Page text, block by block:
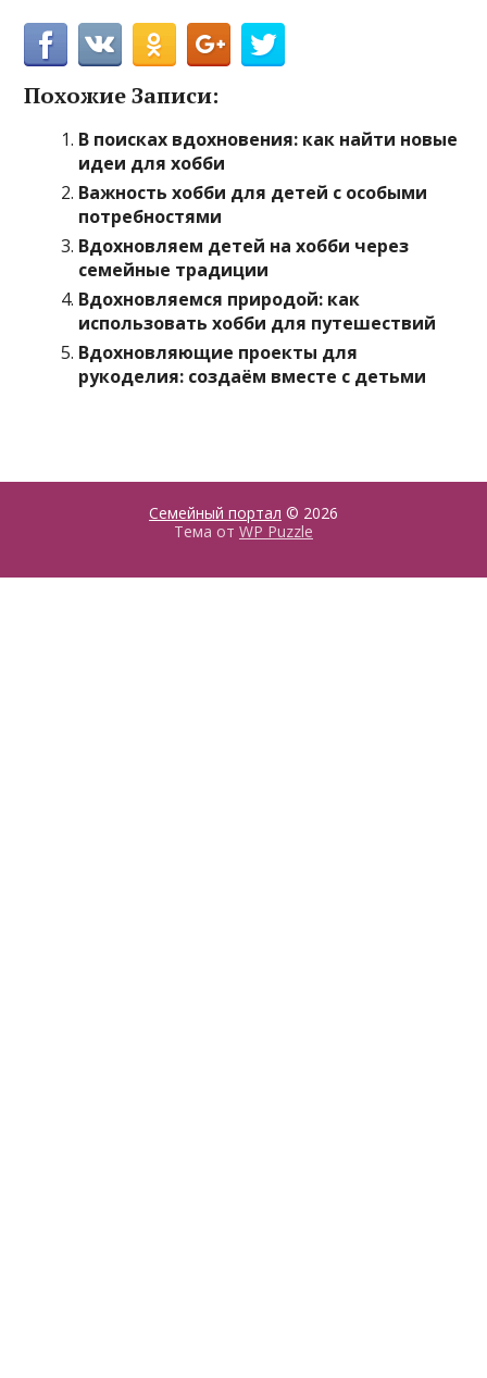
Похожие Записи:
В поисках вдохновения: как найти новые
идеи для хобби
Важность хобби для детей с особыми
потребностями
Вдохновляем детей на хобби через
семейные традиции
Вдохновляемся природой: как
использовать хобби для путешествий
Вдохновляющие проекты для
рукоделия: создаём вместе с детьми
Семейный портал © 2026
Тема от WP Puzzle